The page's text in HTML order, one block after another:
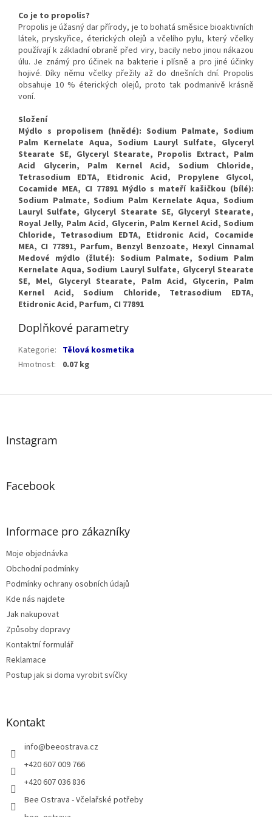
Co je to propolis?
Propolis je úžasný dar přírody, je to bohatá směsice bioaktivních
látek, pryskyřice, éterických olejů a včelího pylu, který včelky
používají k základní obraně před viry, bacily nebo jinou nákazou
úlu. Je známý pro účinek na bakterie i plísně a pro jiné účinky
hojivé. Díky němu včelky přežily až do dnešních dní. Propolis
obsahuje 10 % éterických olejů, proto tak podmanivě krásně
voní.
Složení
Mýdlo s propolisem (hnědé): Sodium Palmate, Sodium
Palm Kernelate Aqua, Sodium Lauryl Sulfate, Glyceryl
Stearate SE, Glyceryl Stearate, Propolis Extract, Palm
Acid Glycerin, Palm Kernel Acid, Sodium Chloride,
Tetrasodium EDTA, Etidronic Acid, Propylene Glycol,
Cocamide MEA, CI 77891 Mýdlo s mateří kašičkou (bílé):
Sodium Palmate, Sodium Palm Kernelate Aqua, Sodium
Lauryl Sulfate, Glyceryl Stearate SE, Glyceryl Stearate,
Royal Jelly, Palm Acid, Glycerin, Palm Kernel Acid, Sodium
Chloride, Tetrasodium EDTA, Etidronic Acid, Cocamide
MEA, CI 77891, Parfum, Benzyl Benzoate, Hexyl Cinnamal
Medové mýdlo (žluté): Sodium Palmate, Sodium Palm
Kernelate Aqua, Sodium Lauryl Sulfate, Glyceryl Stearate
SE, Mel, Glyceryl Stearate, Palm Acid, Glycerin, Palm
Kernel Acid, Sodium Chloride, Tetrasodium EDTA,
Etidronic Acid, Parfum, CI 77891
Doplňkové parametry
Kategorie: Tělová kosmetika
Hmotnost: 0.07 kg
Z
Instagram
Facebook
Informace pro zákazníky
Moje objednávka
Obchodní podmínky
Podmínky ochrany osobních údajů
Kde nás najdete
Jak nakupovat
Způsoby dopravy
Kontaktní formulář
Reklamace
Postup jak si doma vyrobit svíčky
Kontakt
info@beeostrava.cz
+420 607 009 766
+420 607 036 836
Bee Ostrava - Včelařské potřeby